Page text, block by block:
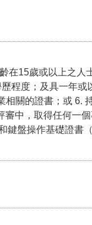
在15歲或以上之人
程度；及具一年或
相關的證書；或 6.
中，取得任何一
鍵盤操作基礎證書